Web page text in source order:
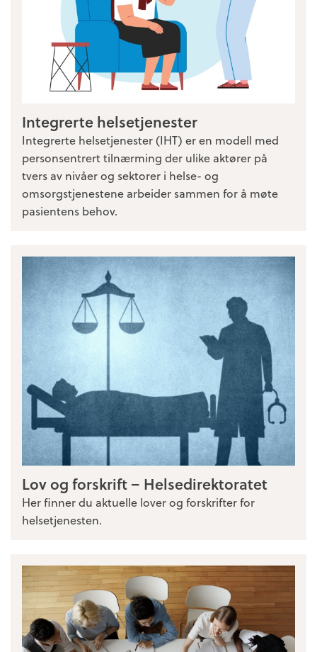
Integrerte helsetjenester
Integrerte helsetjenester (IHT) er en modell med
personsentrert tilnærming der ulike aktører på
tvers av nivåer og sektorer i helse- og
omsorgstjenestene arbeider sammen for å møte
pasientens behov.
Lov og forskrift – Helsedirektoratet
Her finner du aktuelle lover og forskrifter for
helsetjenesten.